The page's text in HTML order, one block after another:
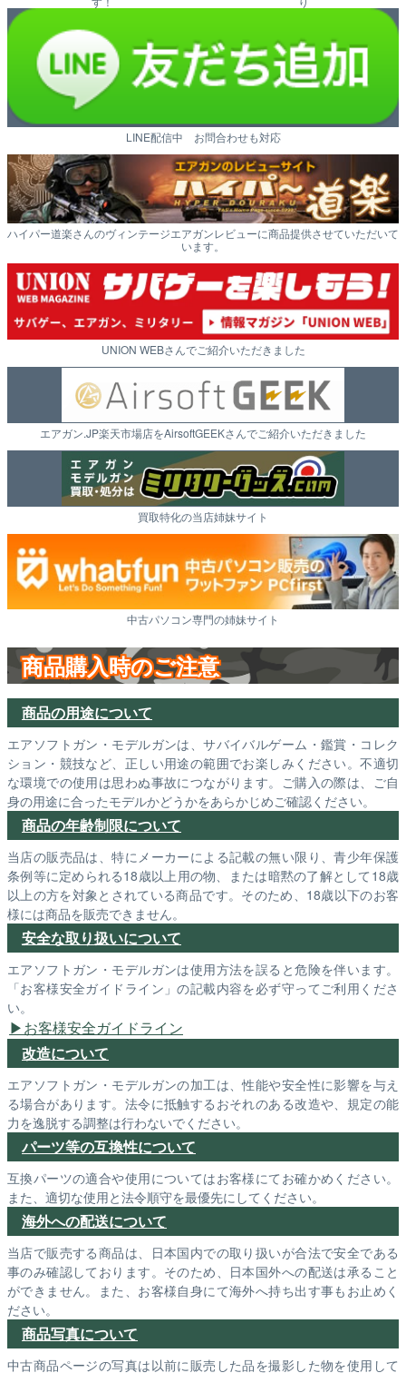
LINE配信中 お問合わせも対応
ハイパー道楽さんのヴィンテージエアガンレビューに商品提供させていただいて
います。
UNION WEBさんでご紹介いただきました
エアガン.JP楽天市場店をAirsoftGEEKさんでご紹介いただきました
買取特化の当店姉妹サイト
中古パソコン専門の姉妹サイト
商品購入時のご注意
商品の用途について
エアソフトガン・モデルガンは、サバイバルゲーム・鑑賞・コレク
ション・競技など、正しい用途の範囲でお楽しみください。不適切
な環境での使用は思わぬ事故につながります。ご購入の際は、ご自
身の用途に合ったモデルかどうかをあらかじめご確認ください。
商品の年齢制限について
当店の販売品は、特にメーカーによる記載の無い限り、青少年保護
条例等に定められる18歳以上用の物、または暗黙の了解として18歳
以上の方を対象とされている商品です。そのため、18歳以下のお客
様には商品を販売できません。
安全な取り扱いについて
エアソフトガン・モデルガンは使用方法を誤ると危険を伴います。
「お客様安全ガイドライン」の記載内容を必ず守ってご利用くださ
い。
お客様安全ガイドライン
改造について
エアソフトガン・モデルガンの加工は、性能や安全性に影響を与え
る場合があります。法令に抵触するおそれのある改造や、規定の能
力を逸脱する調整は行わないでください。
パーツ等の互換性について
互換パーツの適合や使用についてはお客様にてお確かめください。
また、適切な使用と法令順守を最優先にしてください。
海外への配送について
当店で販売する商品は、日本国内での取り扱いが合法で安全である
事のみ確認しております。そのため、日本国外への配送は承ること
ができません。また、お客様自身にて海外へ持ち出す事もお止めく
ださい。
商品写真について
中古商品ページの写真は以前に販売した品を撮影した物を使用して